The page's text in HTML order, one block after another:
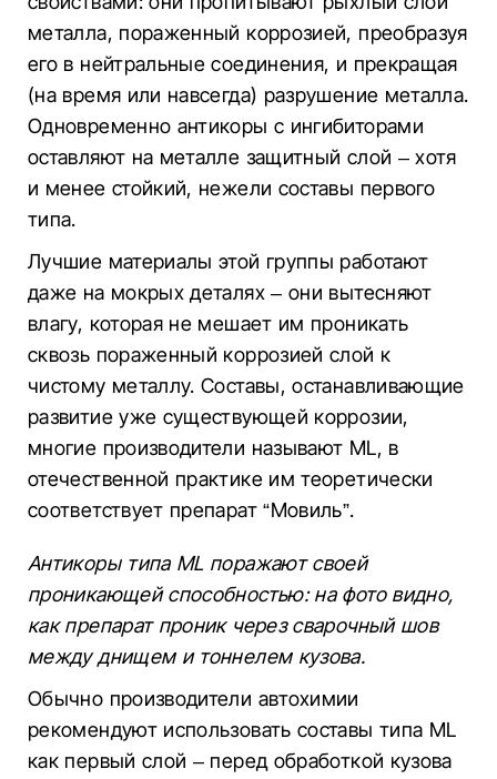
металла, пораженный коррозией, преобразуя
его в нейтральные соединения, и прекращая
(на время или навсегда) разрушение металла.
Одновременно антикоры с ингибиторами
оставляют на металле защитный слой – хотя
и менее стойкий, нежели составы первого
типа.
Лучшие материалы этой группы работают
даже на мокрых деталях – они вытесняют
влагу, которая не мешает им проникать
сквозь пораженный коррозией слой к
чистому металлу. Составы, останавливающие
развитие уже существующей коррозии,
многие производители называют ML, в
отечественной практике им теоретически
соответствует препарат “Мовиль”.
Антикоры типа ML поражают своей
проникающей способностью: на фото видно,
как препарат проник через сварочный шов
между днищем и тоннелем кузова.
Обычно производители автохимии
рекомендуют использовать составы типа ML
как первый слой – перед обработкой кузова